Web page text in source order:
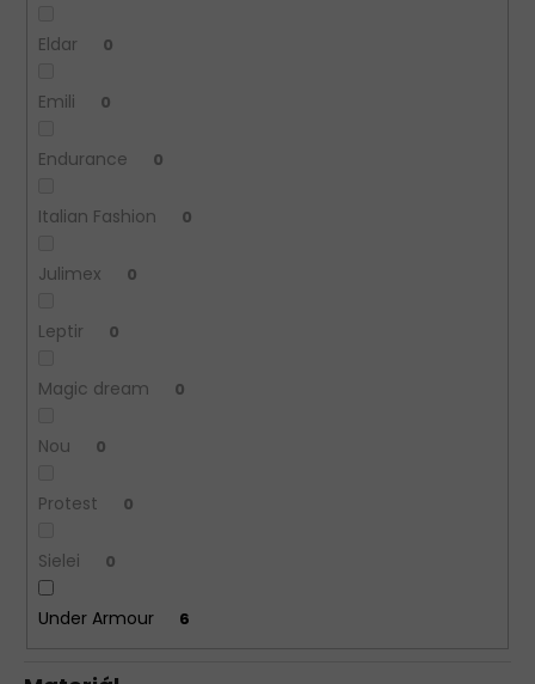
Eldar 0
Emili 0
Endurance 0
Italian Fashion 0
Julimex 0
Leptir 0
Magic dream 0
Nou 0
Protest 0
Sielei 0
Under Armour 6